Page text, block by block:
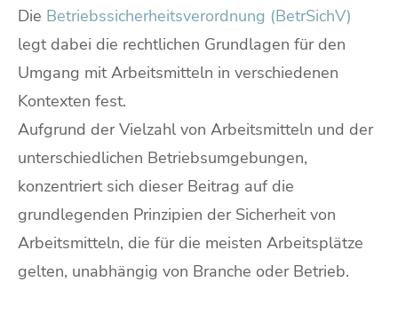
Die Betriebssicherheitsverordnung (BetrSichV)
legt dabei die rechtlichen Grundlagen für den
Umgang mit Arbeitsmitteln in verschiedenen
Kontexten fest.
Aufgrund der Vielzahl von Arbeitsmitteln und der
unterschiedlichen Betriebsumgebungen,
konzentriert sich dieser Beitrag auf die
grundlegenden Prinzipien der Sicherheit von
Arbeitsmitteln, die für die meisten Arbeitsplätze
gelten, unabhängig von Branche oder Betrieb.